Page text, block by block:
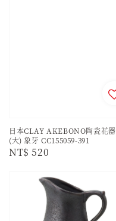
日本CLAY AKEBONO陶瓷花器
(大) 象牙 CC155059-391
Regular
NT$ 520